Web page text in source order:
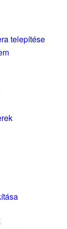
telepítése